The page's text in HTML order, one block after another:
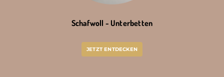
Schafwoll - Unterbetten
JETZT ENTDECKEN